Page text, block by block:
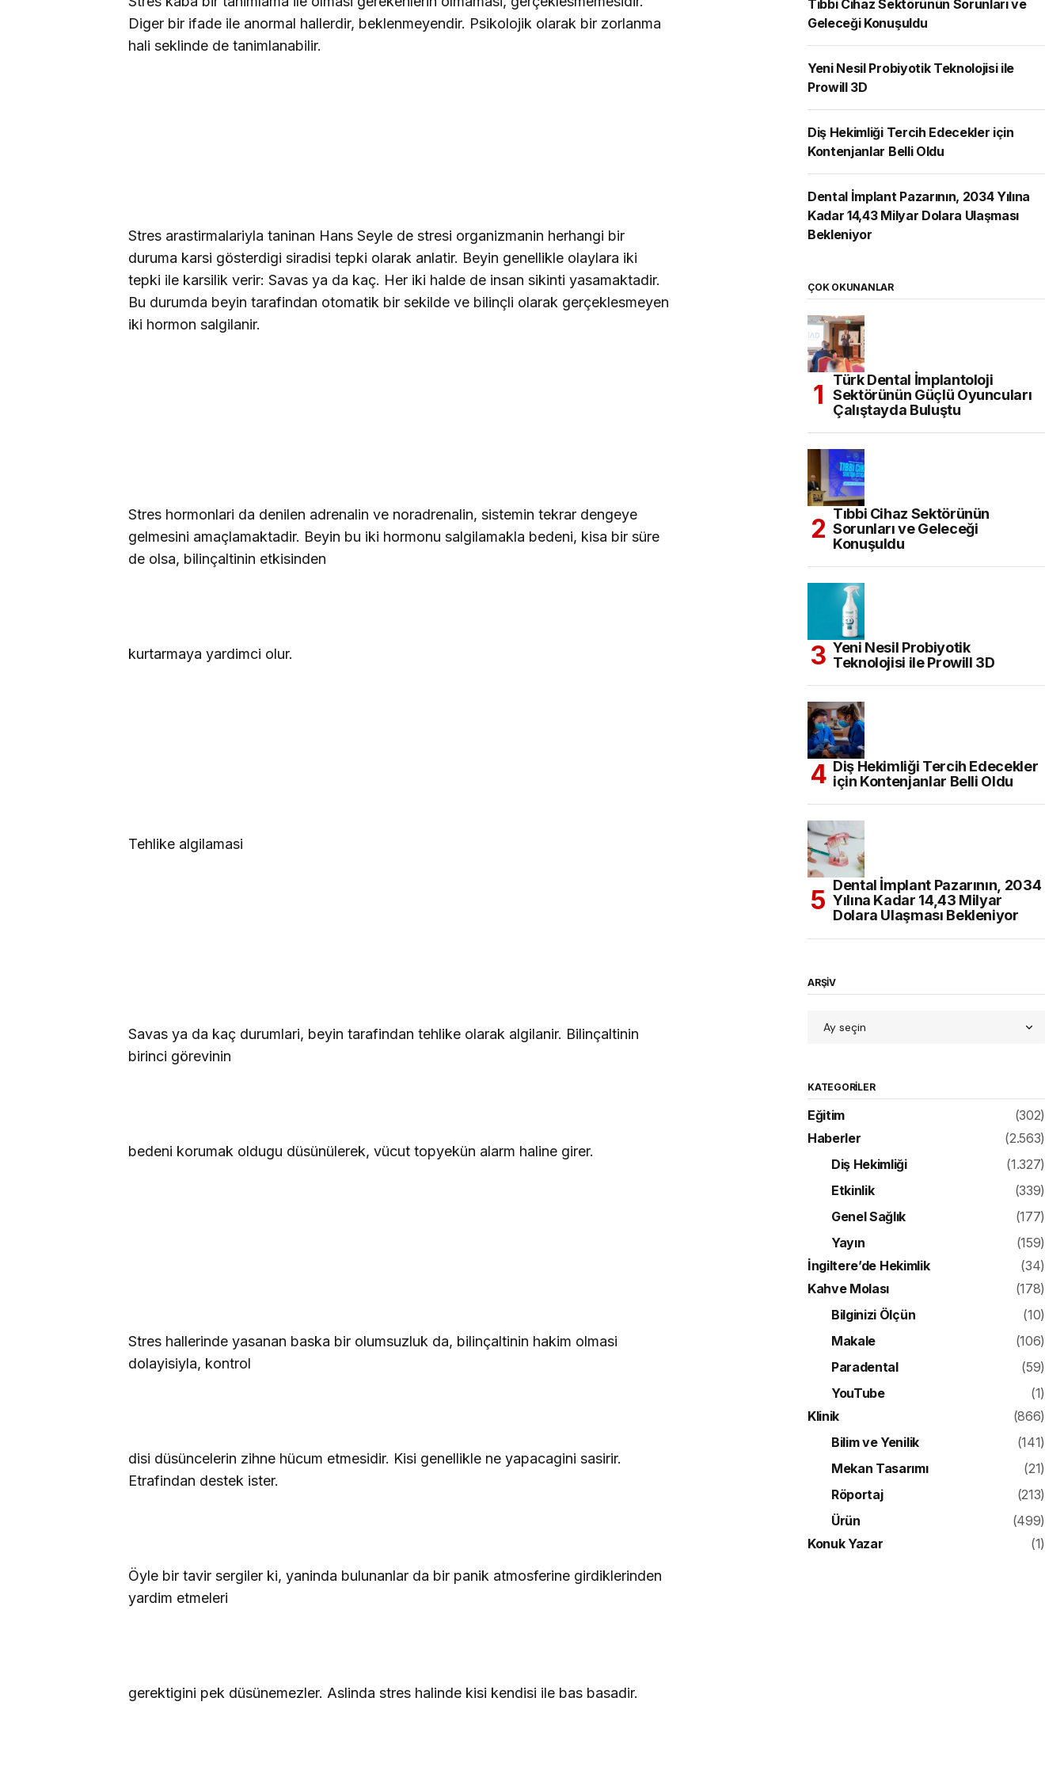
Diger bir ifade ile anormal hallerdir, beklenmeyendir. Psikolojik olarak bir zorlanma
hali seklinde de tanimlanabilir.
Stres arastirmalariyla taninan Hans Seyle de stresi organizmanin herhangi bir
duruma karsi gösterdigi siradisi tepki olarak anlatir. Beyin genellikle olaylara iki
tepki ile karsilik verir: Savas ya da kaç. Her iki halde de insan sikinti yasamaktadir.
Bu durumda beyin tarafindan otomatik bir sekilde ve bilinçli olarak gerçeklesmeyen
iki hormon salgilanir.
Stres hormonlari da denilen adrenalin ve noradrenalin, sistemin tekrar dengeye
gelmesini amaçlamaktadir. Beyin bu iki hormonu salgilamakla bedeni, kisa bir süre
de olsa, bilinçaltinin etkisinden
kurtarmaya yardimci olur.
Tehlike algilamasi
Savas ya da kaç durumlari, beyin tarafindan tehlike olarak algilanir. Bilinçaltinin
birinci görevinin
bedeni korumak oldugu düsünülerek, vücut topyekün alarm haline girer.
Stres hallerinde yasanan baska bir olumsuzluk da, bilinçaltinin hakim olmasi
dolayisiyla, kontrol
disi düsüncelerin zihne hücum etmesidir. Kisi genellikle ne yapacagini sasirir.
Etrafindan destek ister.
Öyle bir tavir sergiler ki, yaninda bulunanlar da bir panik atmosferine girdiklerinden
yardim etmeleri
gerektigini pek düsünemezler. Aslinda stres halinde kisi kendisi ile bas basadir.
Tıbbi Cihaz Sektörünün Sorunları ve
Geleceği Konuşuldu
Yeni Nesil Probiyotik Teknolojisi ile
Prowill 3D
Diş Hekimliği Tercih Edecekler için
Kontenjanlar Belli Oldu
Dental İmplant Pazarının, 2034 Yılına
Kadar 14,43 Milyar Dolara Ulaşması
Bekleniyor
ÇOK OKUNANLAR
Türk Dental İmplantoloji
Sektörünün Güçlü Oyuncuları
Çalıştayda Buluştu
Tıbbi Cihaz Sektörünün
Sorunları ve Geleceği
Konuşuldu
Yeni Nesil Probiyotik
Teknolojisi ile Prowill 3D
Diş Hekimliği Tercih Edecekler
için Kontenjanlar Belli Oldu
Dental İmplant Pazarının, 2034
Yılına Kadar 14,43 Milyar
Dolara Ulaşması Bekleniyor
ARŞİV
KATEGORILER
Eğitim
(302)
Haberler
(2.563)
Diş Hekimliği
(1.327)
Etkinlik
(339)
Genel Sağlık
(177)
Yayın
(159)
İngiltere’de Hekimlik
(34)
Kahve Molası
(178)
Bilginizi Ölçün
(10)
Makale
(106)
Paradental
(59)
YouTube
(1)
Klinik
(866)
Bilim ve Yenilik
(141)
Mekan Tasarımı
(21)
Röportaj
(213)
Ürün
(499)
Konuk Yazar
(1)